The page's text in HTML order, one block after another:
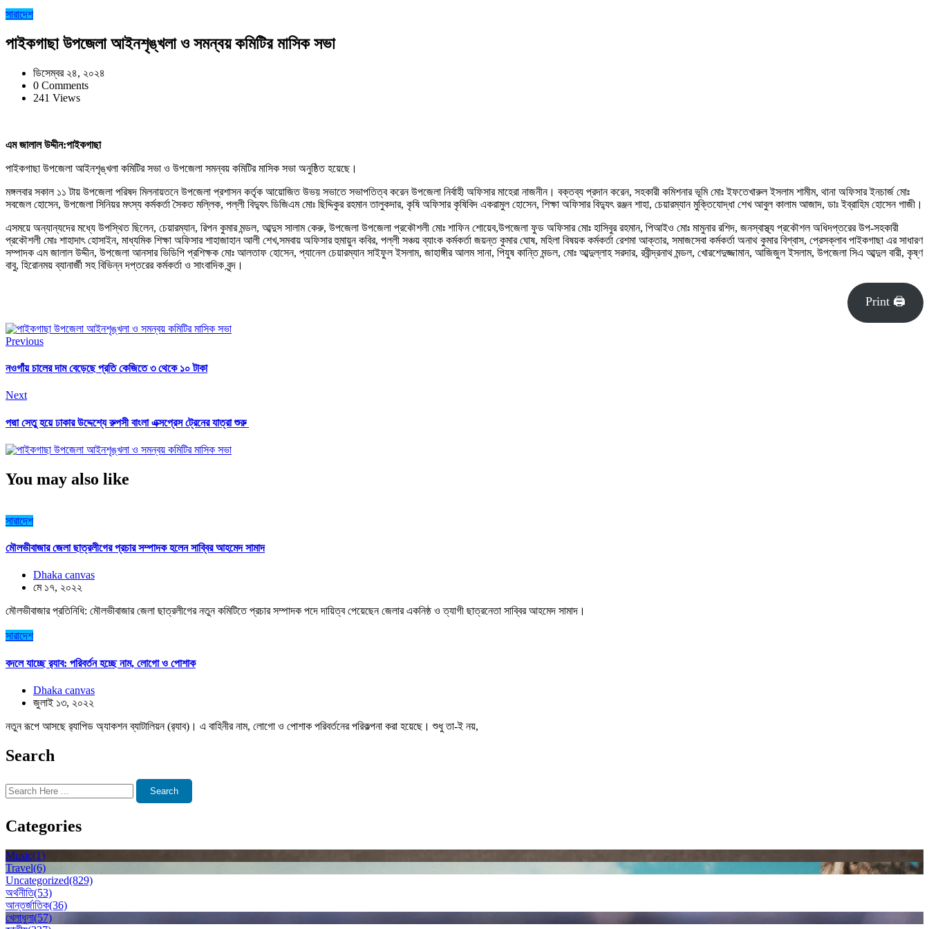
সারাদেশ
পাইকগাছা উপজেলা আইনশৃঙ্খলা ও সমন্বয় কমিটির মাসিক সভা
ডিসেম্বর ২৪, ২০২৪
0 Comments
241 Views
এম জালাল উদ্দীন:পাইকগাছা
পাইকগাছা উপজেলা আইনশৃঙ্খলা কমিটির সভা ও উপজেলা সমন্বয় কমিটির মাসিক সভা অনুষ্ঠিত হয়েছে।
মঙ্গলবার সকাল ১১ টায় উপজেলা পরিষদ মিলনায়তনে উপজেলা প্রশাসন কর্তৃক আয়োজিত উভয় সভাতে সভাপতিত্ব করেন উপজেলা নির্বাহী অফিসার মাহেরা নাজনীন। বক্তব্য প্রদান করেন, সহকারী কমিশনার ভূমি মোঃ ইফতেখারুল ইসলাম শামীম, থানা অফিসার ইনচার্জ মোঃ
সবজেল হোসেন, উপজেলা সিনিয়র মৎস্য কর্মকর্তা সৈকত মল্লিক, পল্লী বিদ্যুৎ ডিজিএম মোঃ ছিদ্দিকুর রহমান তালুকদার, কৃষি অফিসার কৃষিবিদ একরামুল হোসেন, শিক্ষা অফিসার বিদ্যুৎ রঞ্জন শাহা, চেয়ারম্যান মুক্তিযোদ্ধা শেখ আবুল কালাম আজাদ, ডাঃ ইব্রাহিম হোসেন গাজী।
এসময়ে অন্যান্যদের মধ্যে উপস্থিত ছিলেন, চেয়ারম্যান, রিপন কুমার মন্ডল, আব্দুস সালাম কেরু, উপজেলা উপজেলা প্রকৌশলী মোঃ শাফিন শোয়েব,উপজেলা ফুড অফিসার মোঃ হাসিবুর রহমান, পিআইও মোঃ মামুনার রশিদ, জনস্বাস্থ্য প্রকৌশল অধিদপ্তরের উপ-সহকারী
প্রকৌশলী মোঃ শাহাদাৎ হোসাইন, মাধ্যমিক শিক্ষা অফিসার শাহাজাহান আলী শেখ,সমবায় অফিসার হুমায়ুন কবির, পল্লী সঞ্চয় ব্যাংক কর্মকর্তা জয়ন্ত কুমার ঘোষ, মহিলা বিষয়ক কর্মকর্তা রেশমা আক্তার, সমাজসেবা কর্মকর্তা অনাথ কুমার বিশ্বাস, প্রেসক্লাব পাইকগাছা এর সাধারণ
সম্পাদক এম জালাল উদ্দীন, উপজেলা আনসার ভিডিপি প্রশিক্ষক মোঃ আলতাফ হোসেন, প্যানেল চেয়ারম্যান সাইফুল ইসলাম, জাহাঙ্গীর আলম সানা, পিযুষ কান্তি মন্ডল, মোঃ আব্দুল্লাহ সরদার, রবীন্দ্রনাথ মন্ডল, খোরশেদুজ্জামান, আজিজুল ইসলাম, উপজেলা সিএ আব্দুল বারী, কৃষ্ণ
বাবু, হিরোনময় ব্যানার্জী সহ বিভিন্ন দপ্তরের কর্মকর্তা ও সাংবাদিক বৃন্দ।
Print 🖨
Previous
নওগাঁয় চালের দাম বেড়েছে প্রতি কেজিতে ৩ থেকে ১০ টাকা
Next
পদ্মা সেতু হয়ে ঢাকার উদ্দেশ্যে রুপসী বাংলা এক্সপ্রেস ট্রেনের যাত্রা শুরু
You may also like
সারাদেশ
মৌলভীবাজার জেলা ছাত্রলীগের প্রচার সম্পাদক হলেন সাব্বির আহমেদ সামাদ
Dhaka canvas
মে ১৭, ২০২২
মৌলভীবাজার প্রতিনিধি: মৌলভীবাজার জেলা ছাত্রলীগের নতুন কমিটিতে প্রচার সম্পাদক পদে দায়িত্ব পেয়েছেন জেলার একনিষ্ঠ ও ত্যাগী ছাত্রনেতা সাব্বির আহমেদ সামাদ।
সারাদেশ
বদলে যাচ্ছে র‌্যাব: পরিবর্তন হচ্ছে নাম, লোগো ও পোশাক
Dhaka canvas
জুলাই ১৩, ২০২২
নতুন রূপে আসছে র‌্যাপিড অ্যাকশন ব্যাটালিয়ন (র‌্যাব)। এ বাহিনীর নাম, লোগো ও পোশাক পরিবর্তনের পরিকল্পনা করা হয়েছে। শুধু তা-ই নয়,
Search
Search
Categories
Music(1)
Travel(6)
Uncategorized(829)
অর্থনীতি(53)
আন্তর্জাতিক(36)
খেলাধুলা(57)